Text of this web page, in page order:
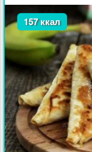
157 ккал